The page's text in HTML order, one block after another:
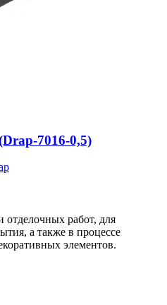
7016-0,5)
отделочных работ, для
а также в процессе
элементов.